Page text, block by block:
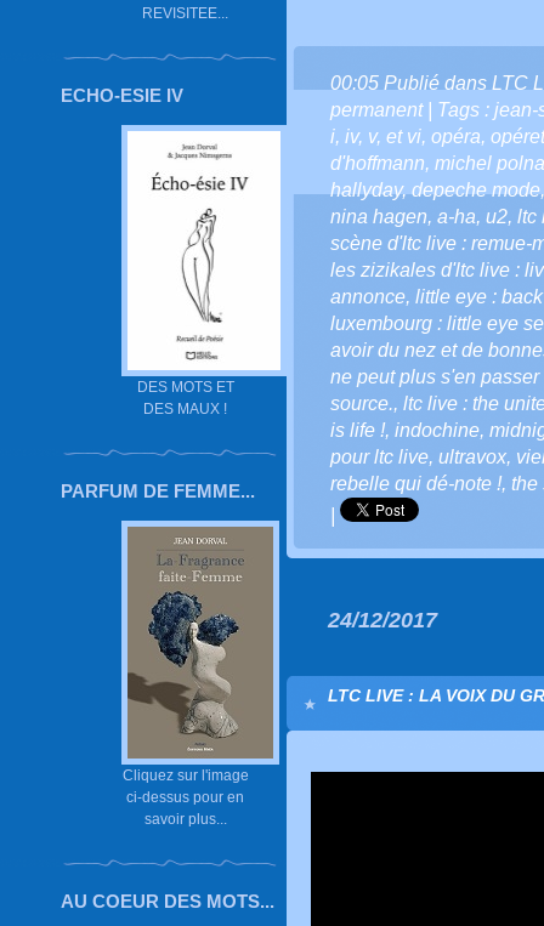
REVISITEE...
ECHO-ESIE IV
DES MOTS ET
DES MAUX !
PARFUM DE FEMME...
Cliquez sur l'image
ci-dessus pour en
savoir plus...
AU COEUR DES MOTS...
00:05 Publié dans LTC
permanent| Tags : jean-
i, iv, v, et vi, opéra,
d'hoffmann, michel
hallyday,depeche mode
nina hagen, a-ha, u2, ltc
scène d'ltc live : remue-
les zizikales d'ltc live :
annonce, little eye :
luxembourg : little eye
avoir du nez et de
ne peut plus s'en passer
source., ltc live : the
is life !, indochine,
pour ltc live, ultravox,
rebelle qui dé-note !, the
24/12/2017
LTC LIVE : LA VOIX DU